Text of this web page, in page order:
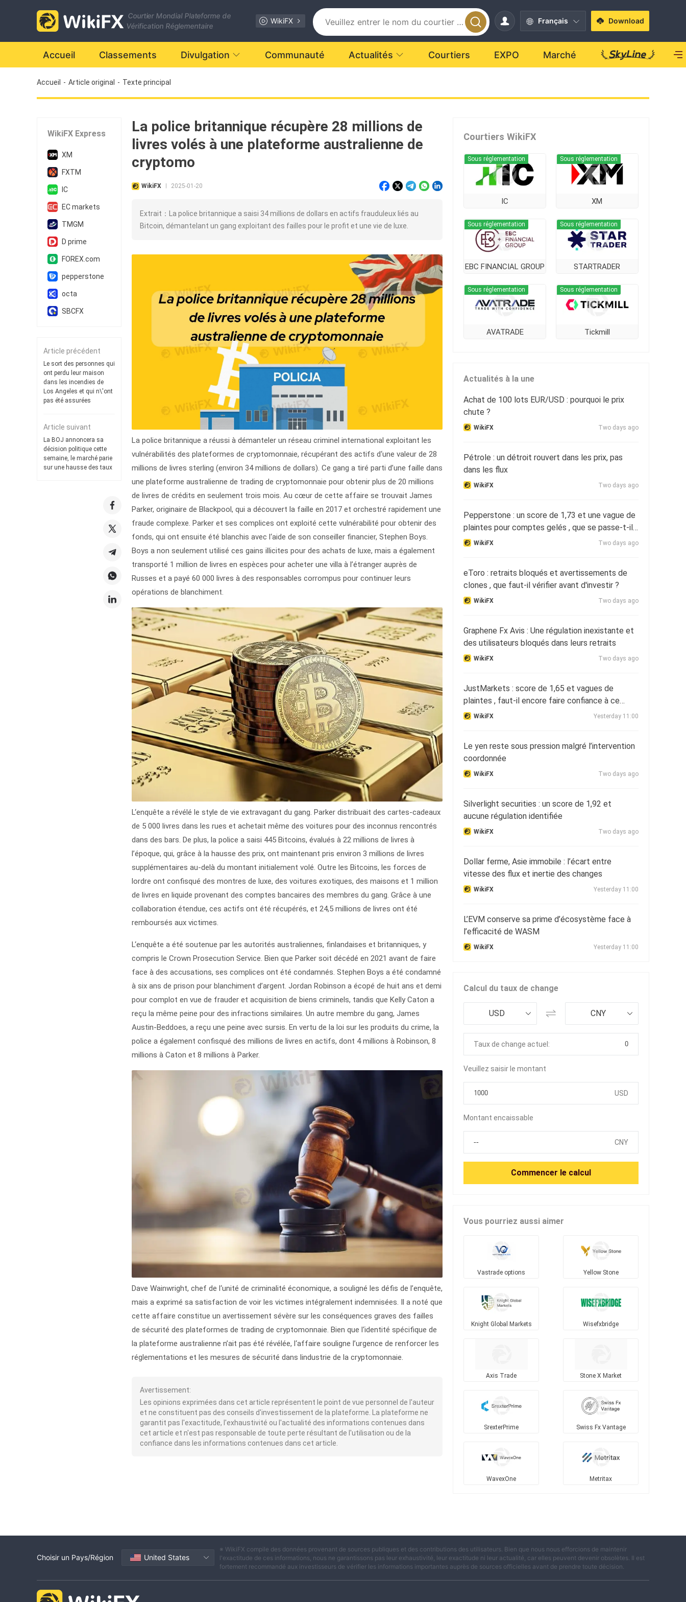
Courtier Mondial Plateforme de
Vérification Réglementaire
WikiFX Français Download
Accueil Classements Divulgation Communauté Actualités Courtiers EXPO Marché
Accueil - Article original - Texte principal
WikiFX Express
XM
FXTM
IC
EC markets
TMGM
D prime
FOREX.com
pepperstone
octa
SBCFX
Article précédent
Le sort des personnes qui
ont perdu leur maison
dans les incendies de
Los Angeles et qui n\'ont
pas été assurées
Article suivant
La BOJ annoncera sa
décision politique cette
semaine, le marché parie
sur une hausse des taux
La police britannique récupère 28 millions de
livres volés à une plateforme australienne de
cryptomo
WikiFX 2025-01-20
Extrait：La police britannique a saisi 34 millions de dollars en actifs frauduleux liés au
Bitcoin, démantelant un gang exploitant des failles pour le profit et une vie de luxe.
La police britannique a réussi à démanteler un réseau criminel international exploitant les
vulnérabilités des plateformes de cryptomonnaie, récupérant des actifs d‘une valeur de 28
millions de livres sterling (environ 34 millions de dollars). Ce gang a tiré parti d’une faille dans
une plateforme australienne de trading de cryptomonnaie pour obtenir plus de 20 millions
de livres de crédits en seulement trois mois. Au cœur de cette affaire se trouvait James
Parker, originaire de Blackpool, qui a découvert la faille en 2017 et orchestré rapidement une
fraude complexe. Parker et ses complices ont exploité cette vulnérabilité pour obtenir des
fonds, qui ont ensuite été blanchis avec l‘aide de son conseiller financier, Stephen Boys.
Boys a non seulement utilisé ces gains illicites pour des achats de luxe, mais a également
transporté 1 million de livres en espèces pour acheter une villa à l’étranger auprès de
Russes et a payé 60 000 livres à des responsables corrompus pour continuer leurs
opérations de blanchiment.
L‘enquête a révélé le style de vie extravagant du gang. Parker distribuait des cartes-cadeaux
de 5 000 livres dans les rues et achetait même des voitures pour des inconnus rencontrés
dans des bars. De plus, la police a saisi 445 Bitcoins, évalués à 22 millions de livres à
l’époque, qui, grâce à la hausse des prix, ont maintenant pris environ 3 millions de livres
supplémentaires au-delà du montant initialement volé. Outre les Bitcoins, les forces de
lordre ont confisqué des montres de luxe, des voitures exotiques, des maisons et 1 million
de livres en liquide provenant des comptes bancaires des membres du gang. Grâce à une
collaboration étendue, ces actifs ont été récupérés, et 24,5 millions de livres ont été
remboursés aux victimes.
L‘enquête a été soutenue par les autorités australiennes, finlandaises et britanniques, y
compris le Crown Prosecution Service. Bien que Parker soit décédé en 2021 avant de faire
face à des accusations, ses complices ont été condamnés. Stephen Boys a été condamné
à six ans de prison pour blanchiment d’argent. Jordan Robinson a écopé de huit ans et demi
pour complot en vue de frauder et acquisition de biens criminels, tandis que Kelly Caton a
reçu la même peine pour des infractions similaires. Un autre membre du gang, James
Austin-Beddoes, a reçu une peine avec sursis. En vertu de la loi sur les produits du crime, la
police a également confisqué des millions de livres en actifs, dont 4 millions à Robinson, 8
millions à Caton et 8 millions à Parker.
Dave Wainwright, chef de l‘unité de criminalité économique, a souligné les défis de l’enquête,
mais a exprimé sa satisfaction de voir les victimes intégralement indemnisées. Il a noté que
cette affaire constitue un avertissement sévère sur les conséquences graves des failles
de sécurité des plateformes de trading de cryptomonnaie. Bien que l‘identité spécifique de
la plateforme australienne n’ait pas été révélée, l‘affaire souligne l’urgence de renforcer les
réglementations et les mesures de sécurité dans lindustrie de la cryptomonnaie.
Avertissement:
Les opinions exprimées dans cet article représentent le point de vue personnel de l'auteur
et ne constituent pas des conseils d'investissement de la plateforme. La plateforme ne
garantit pas l'exactitude, l'exhaustivité ou l'actualité des informations contenues dans
cet article et n'est pas responsable de toute perte résultant de l'utilisation ou de la
confiance dans les informations contenues dans cet article.
Courtiers WikiFX
IC
Sous réglementation
XM
Sous réglementation
EBC FINANCIAL GROUP
Sous réglementation
STARTRADER
Sous réglementation
AVATRADE
Sous réglementation
Tickmill
Sous réglementation
Actualités à la une
Achat de 100 lots EUR/USD : pourquoi le prix
chute ?
WikiFX Two days ago
Pétrole : un détroit rouvert dans les prix, pas
dans les flux
WikiFX Two days ago
Pepperstone : un score de 1,73 et une vague de
plaintes pour comptes gelés , que se passe-t-il
?
WikiFX Two days ago
eToro : retraits bloqués et avertissements de
clones , que faut-il vérifier avant d'investir ?
WikiFX Two days ago
Graphene Fx Avis : Une régulation inexistante et
des utilisateurs bloqués dans leurs retraits
WikiFX Two days ago
JustMarkets : score de 1,65 et vagues de
plaintes , faut-il encore faire confiance à ce
courtier ?
WikiFX Yesterday 11:00
Le yen reste sous pression malgré l’intervention
coordonnée
WikiFX Two days ago
Silverlight securities : un score de 1,92 et
aucune régulation identifiée
WikiFX Two days ago
Dollar ferme, Asie immobile : l’écart entre
vitesse des flux et inertie des changes
WikiFX Yesterday 11:00
L’EVM conserve sa prime d’écosystème face à
l’efficacité de WASM
WikiFX Yesterday 11:00
Calcul du taux de change
USD CNY
Taux de change actuel: 0
Veuillez saisir le montant
USD
Montant encaissable
CNY
Commencer le calcul
Vous pourriez aussi aimer
Vastrade options Yellow Stone
Knight Global Markets Wisefxbridge
Axis Trade Stone X Market
SrexterPrime Swiss Fx Vantage
WavexOne Metritax
Choisir un Pays/Région United States
※ WikiFX compile des données provenant de sources publiques et des contributions des utilisateurs. Bien que nous nous efforcions de maintenir
l'exactitude de ces informations, nous ne garantissons pas leur exhaustivité, leur exactitude ni leur actualité, car elles peuvent devenir obsolètes. Il est
fortement recommandé aux investisseurs de vérifier les informations importantes auprès de sources officielles avant de prendre toute décision.